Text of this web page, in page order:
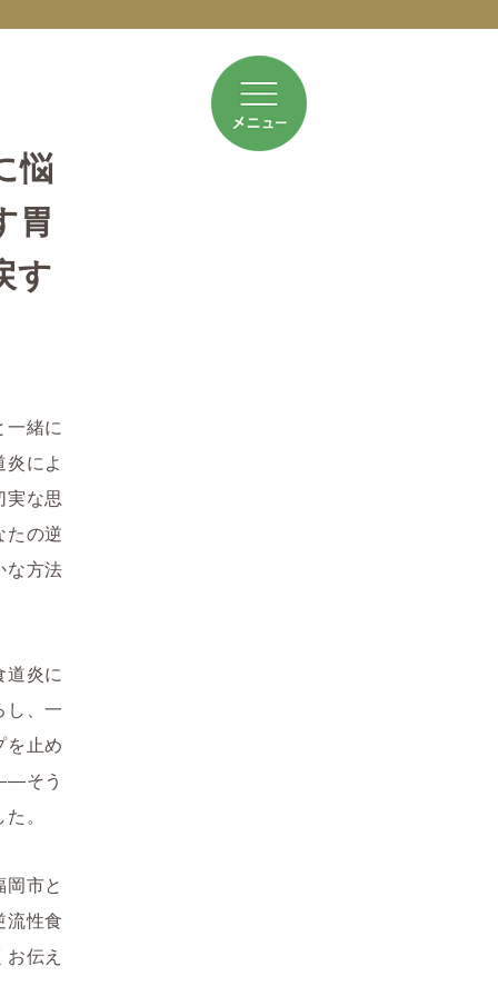
悩
胃
す
緒に
によ
な思
の逆
な方法
炎に
、一
止め
そう
。
市と
性食
伝え